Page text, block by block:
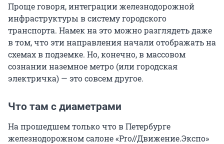
Проще говоря, интеграции железнодорожной
инфраструктуры в систему городского
транспорта. Намек на это можно разглядеть даже
в том, что эти направления начали отображать на
схемах в подземке. Но, конечно, в массовом
сознании наземное метро (или городская
электричка) — это совсем другое.
Что там с диаметрами
На прошедшем только что в Петербурге
железнодорожном салоне «Pro//Движение.Экспо»